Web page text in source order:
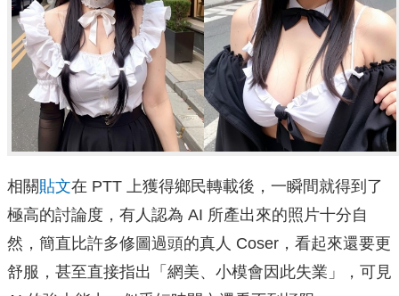
相關貼文在 PTT 上獲得鄉民轉載後，一瞬間就得到了
極高的討論度，有人認為 AI 所產出來的照片十分自
然，簡直比許多修圖過頭的真人 Coser，看起來還要更
舒服，甚至直接指出「網美、小模會因此失業」，可見